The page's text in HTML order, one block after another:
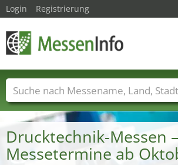
Drucktechnik-Messen –
Messetermine ab
Login Registrierung
Messenamen Länder Städte
Dienstleisterbranchen